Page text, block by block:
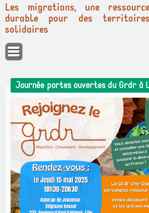
Panneau de gestion des cookies
Les migrations, une
durable pour des territoires
solidaires
Journée portes ouvertes du Grdr à